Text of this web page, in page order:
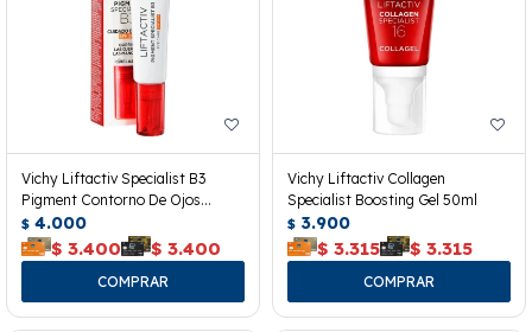
Vichy Liftactiv Specialist B3
Pigment Contorno De Ojos
Spf50+
$ 4.000
$ 3.400 $ 3.400
Vichy Liftactiv Collagen
Specialist Boosting Gel 50ml
$ 3.900
$ 3.315 $ 3.315